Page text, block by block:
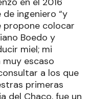
ingeniero “y
propone colocar
Boedo y
miel; mi
escaso
a los que
primeras
del Chaco, fue un